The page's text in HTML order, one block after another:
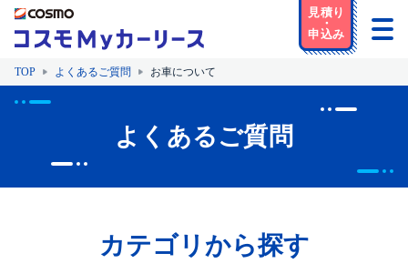
TOP よくあるご質問 お車について
よくあるご質問
カテゴリから探す